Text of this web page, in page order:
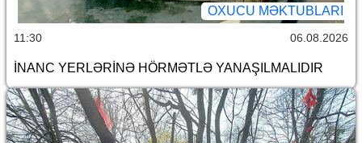
OXUCU MƏKTUBLARI
11:30 06.08.2026
İNANC YERLƏRİNƏ HÖRMƏTLƏ YANAŞILMALIDIR